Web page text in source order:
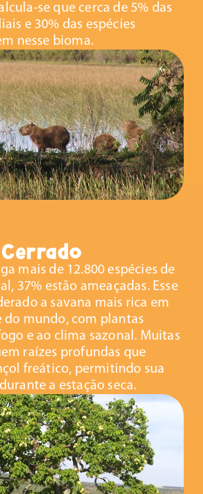
se que cerca de 5% das
e 30% das espécies
nesse bioma.
mais de 12.800 espécies de
37% estão ameaçadas. Esse
a savana mais rica em
do mundo, com plantas
e ao clima sazonal. Muitas
raízes profundas que
freático, permitindo sua
a estação seca.